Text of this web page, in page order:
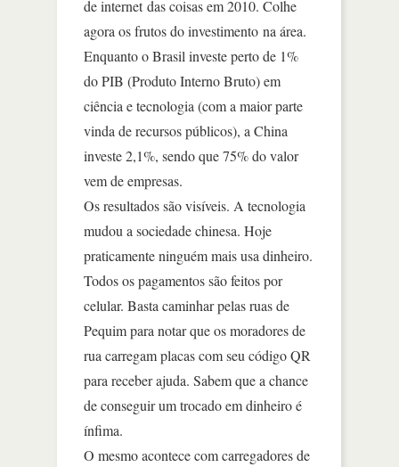
de internet das coisas em 2010. Colhe
agora os frutos do investimento na área.
Enquanto o Brasil investe perto de 1%
do PIB (Produto Interno Bruto) em
ciência e tecnologia (com a maior parte
vinda de recursos públicos), a China
investe 2,1%, sendo que 75% do valor
vem de empresas.
Os resultados são visíveis. A tecnologia
mudou a sociedade chinesa. Hoje
praticamente ninguém mais usa dinheiro.
Todos os pagamentos são feitos por
celular. Basta caminhar pelas ruas de
Pequim para notar que os moradores de
rua carregam placas com seu código QR
para receber ajuda. Sabem que a chance
de conseguir um trocado em dinheiro é
ínfima.
O mesmo acontece com carregadores de